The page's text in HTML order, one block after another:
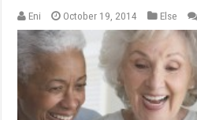
Eni October 19, 2014 Else